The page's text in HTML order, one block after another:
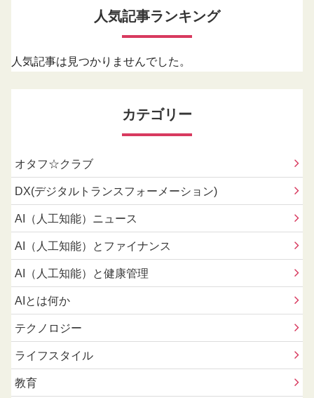
人気記事ランキング
人気記事は見つかりませんでした。
カテゴリー
オタフ☆クラブ
DX(デジタルトランスフォーメーション)
AI（人工知能）ニュース
AI（人工知能）とファイナンス
AI（人工知能）と健康管理
AIとは何か
テクノロジー
ライフスタイル
教育